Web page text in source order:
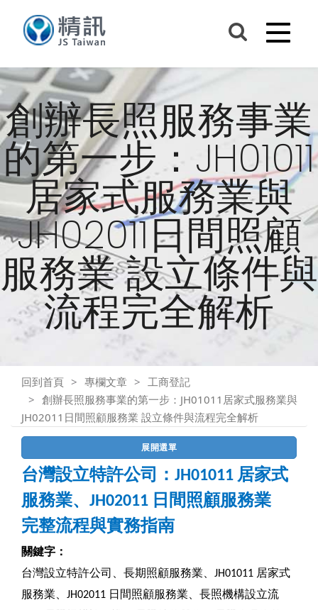
創辦長照服務事業
的第一步：JH01011
居家式服務業與
JH02011日間照顧
服務業 設立條件與
流程完全解析
回到首頁 專欄文章
工商登記
創辦長照服務事業的第一步：JH01011居家式服務業與
JH02011日間照顧服務業 設立條件與流程完全解析
展開選單
台灣設立特許公司：JH01011 居家式
服務業、JH02011 日間照顧服務業
完整流程與實務指南
關鍵字：
台灣設立特許公司、長期照顧服務業、JH01011 居家式
服務業、JH02011 日間照顧服務業、長照機構設立流